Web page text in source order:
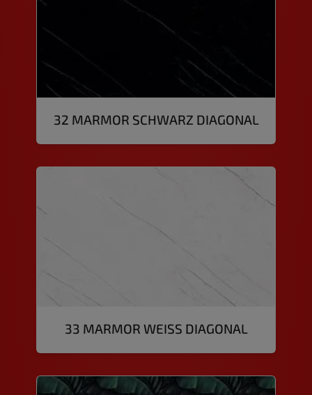
32 MARMOR SCHWARZ DIAGONAL
33 MARMOR WEISS DIAGONAL